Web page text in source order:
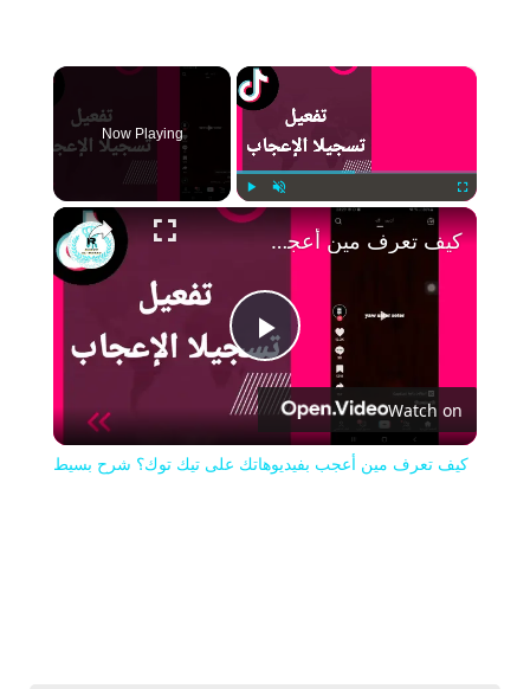
×
Play Fullscreen
Now Playing
Play
Video
كيف تعرف مين أعجب بفيديوهاتك على تيك توك؟ شرح بسيط
Watch on
كيف تعرف مين أعجب بفيديوهاتك على تيك توك؟ شرح بسيط